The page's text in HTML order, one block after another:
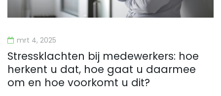
mrt 4, 2025
Stressklachten bij medewerkers: hoe
herkent u dat, hoe gaat u daarmee
om en hoe voorkomt u dit?